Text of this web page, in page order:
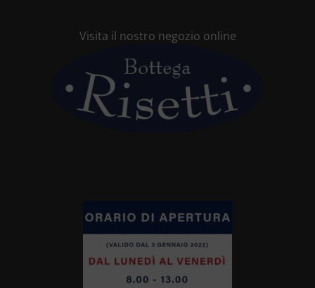
Visita il nostro negozio online